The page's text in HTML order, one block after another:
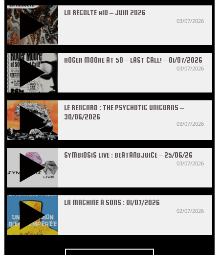
LA RÉCOLTE #10 – JUIN 2026
03/07/2026
ROGER MOORE AT 50 – LAST CALL! – 01/07/2026
03/07/2026
LE RENCARD : THE PSYCHOTIC UNICORNS –
30/06/2026
03/07/2026
SYMBIOSIS LIVE : BEATANDJUICE – 25/06/26
03/07/2026
LA MACHINE À SONS : 01/07/2026
02/07/2026